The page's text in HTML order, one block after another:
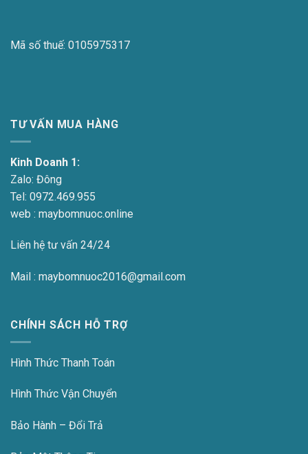
Mã số thuế: 0105975317
TƯ VẤN MUA HÀNG
Kinh Doanh 1:
Zalo: Đông
Tel: 0972.469.955
web : maybomnuoc.online
Liên hệ tư vấn 24/24
Mail : maybomnuoc2016@gmail.com
CHÍNH SÁCH HỖ TRỢ
Hình Thức Thanh Toán
Hình Thức Vận Chuyển
Bảo Hành – Đổi Trả